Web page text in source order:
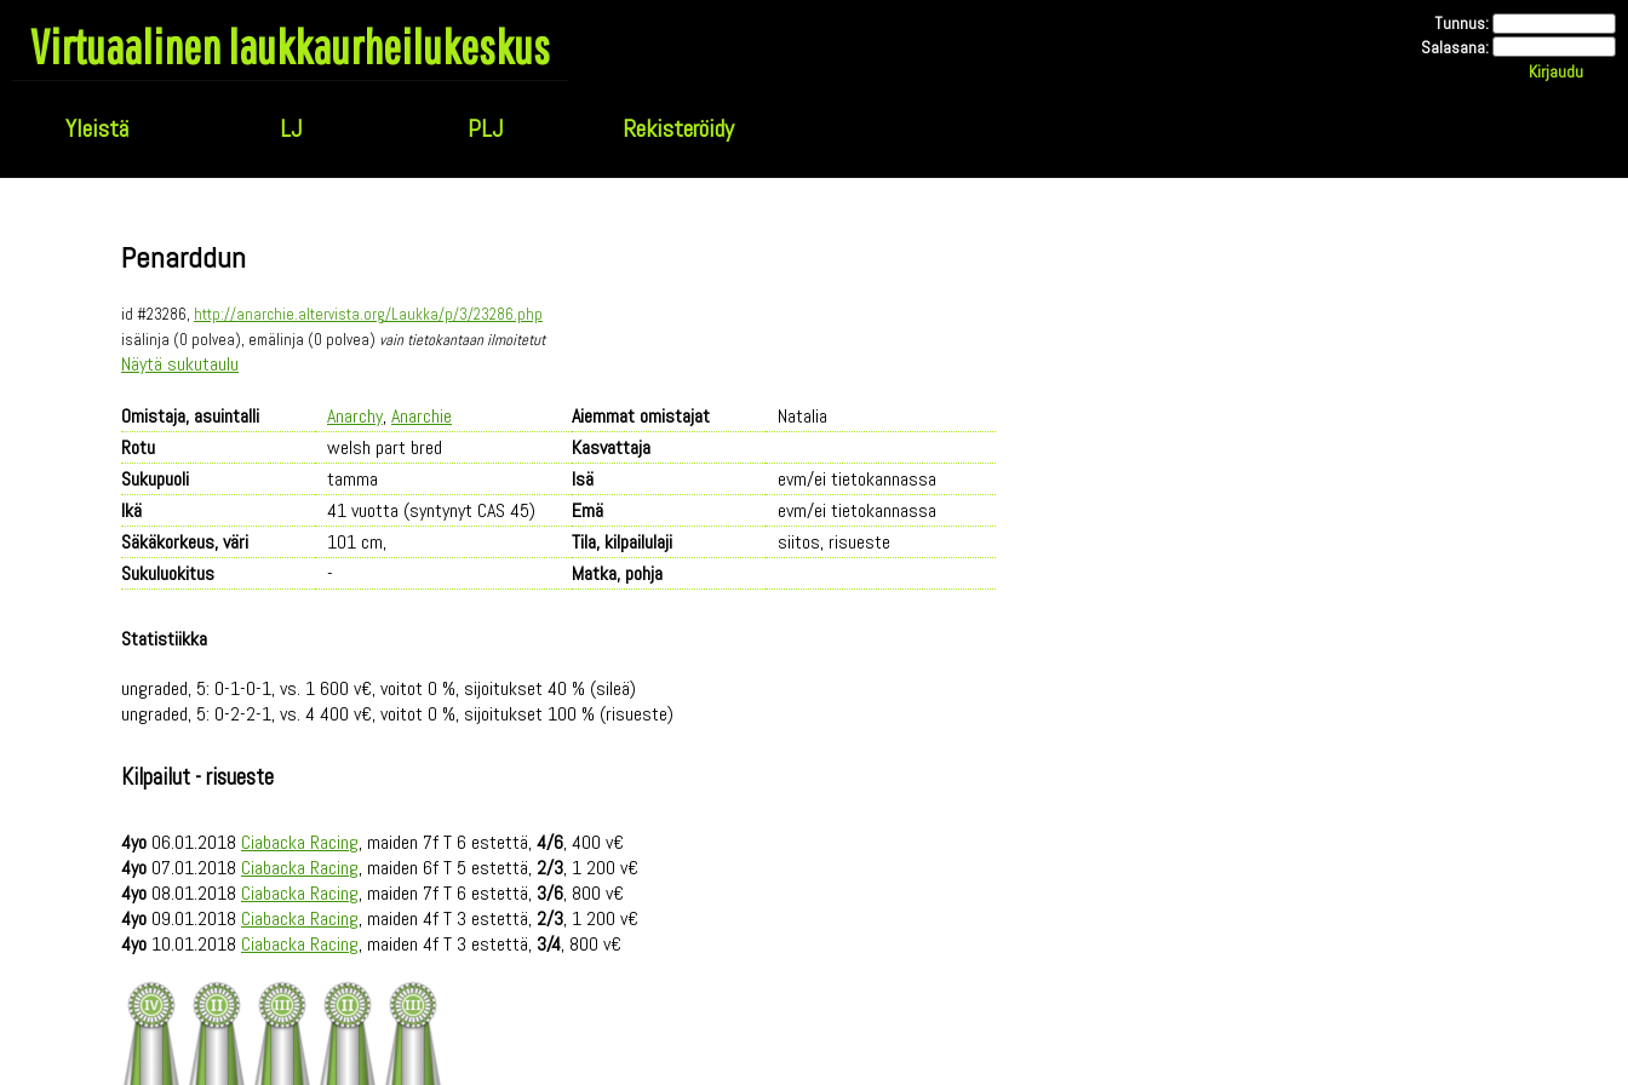
Virtuaalinen laukkaurheilukeskus
Yleistä LJ PLJ Rekisteröidy
Tunnus:
Salasana:
Penarddun
id #23286, http://anarchie.altervista.org/Laukka/p/3/23286.php
isälinja (0 polvea), emälinja (0 polvea) vain tietokantaan ilmoitetut
Näytä sukutaulu
Omistaja, asuintalli Anarchy, Anarchie Aiemmat omistajat
Natalia
Rotu
welsh part bred
Kasvattaja
Sukupuoli
tamma Isä
evm/ei tietokannassa
Ikä
41 vuotta (syntynyt CAS 45) Emä
evm/ei tietokannassa
Säkäkorkeus, väri
101 cm, Tila, kilpailulaji
siitos, risueste
Sukuluokitus
- Matka, pohja
Statistiikka
ungraded, 5: 0-1-0-1, vs. 1 600 v€, voitot 0 %, sijoitukset 40 % (sileä)
ungraded, 5: 0-2-2-1, vs. 4 400 v€, voitot 0 %, sijoitukset 100 % (risueste)
Kilpailut - risueste
4yo 06.01.2018 Ciabacka Racing, maiden 7f T 6 estettä, 4/6, 400 v€
4yo 07.01.2018 Ciabacka Racing, maiden 6f T 5 estettä, 2/3, 1 200 v€
4yo 08.01.2018 Ciabacka Racing, maiden 7f T 6 estettä, 3/6, 800 v€
4yo 09.01.2018 Ciabacka Racing, maiden 4f T 3 estettä, 2/3, 1 200 v€
4yo 10.01.2018 Ciabacka Racing, maiden 4f T 3 estettä, 3/4, 800 v€